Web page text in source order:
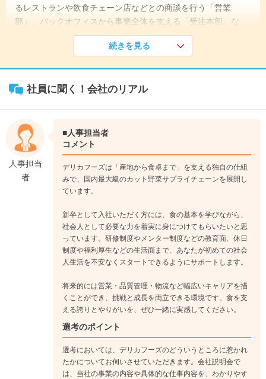
るレストランや飲食チェーン店などとの商談を行う「営業
部」、バックオフィスから事業全体を支える「受注本部」な
ど、多彩なキャリアを選択可能です。
として出荷されるまでの一連の流れを理解するところからキャ
《入社2年目》
大手デリバリーピザチェーン、外資系スーパーマーケット、大
手ファミリーレストランチェーンなど、お客様の事業形態に合
わせて、最適な生産ラインの構築や、品質管理の効率改善など
に取り組みます。
《入社4年目》
主任に昇格。スタッフのシフト管理などマネジメント業務も増
えていきます。生産ライン全体の指揮に関わるようになり、野
菜の状態などに合わせて処理方法の調整なども裁量を持って行
続きを見る
社員に聞く！会社のリアル
人事担当
者
■人事担当者
コメント
デリカフーズは「産地から食卓まで」を支える独自の仕組
みで、国内最大級のカット野菜サプライチェーンを展開し
ています。
新卒として入社いただく方には、食の基本を学びながら、
社会人として必要な力を着実に身につけてもらいたいと思
っています。研修制度やメンター制度などの教育面、休日
制度や福利厚生などの生活面まで、あなたが初めての社会
人生活を不安なくスタートできるようにサポートします。
将来的には営業・品質管理・物流など幅広いキャリアを描
くことができ、挑戦と成長を両立できる環境です。食を支
える誇りとやりがいを、ぜひ一緒に実感してください。
選考のポイント
選考においては、デリカフーズのどういうところに惹かれ
たかについてお伺いさせていただきます。会社説明会で
は、当社の事業の内容や具体的な仕事内容を、わかりやす